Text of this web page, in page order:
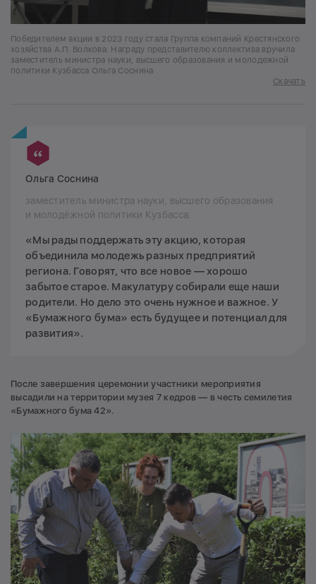
Победителем акции в 2023 году стала Группа компаний Крестянского
хозяйства А.П. Волкова. Награду представителю коллектива вручила
заместитель министра науки, высшего образования и молодежной
политики Кузбасса Ольга Соснина
Скачать
Ольга Соснина
заместитель министра науки, высшего образования
и молодёжной политики Кузбасса.
«Мы рады поддержать эту акцию, которая
объединила молодежь разных предприятий
региона. Говорят, что все новое — хорошо
забытое старое. Макулатуру собирали еще наши
родители. Но дело это очень нужное и важное. У
«Бумажного бума» есть будущее и потенциал для
развития».
После завершения церемонии участники мероприятия
высадили на территории музея 7 кедров — в честь семилетия
«Бумажного бума 42».